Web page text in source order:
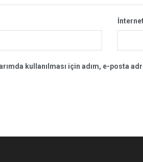
kullanılması için adım, e-posta